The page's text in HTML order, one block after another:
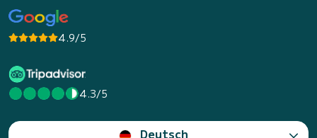
4.9/5
4.3/5
Deutsch